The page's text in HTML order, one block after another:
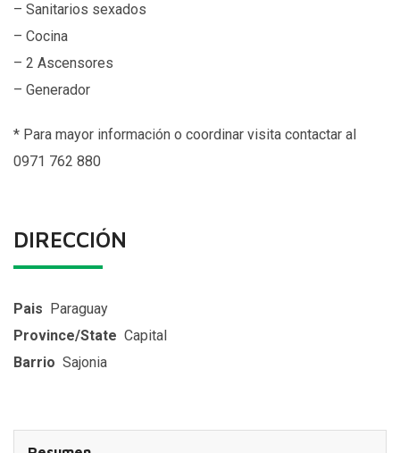
– Sanitarios sexados
– Cocina
– 2 Ascensores
– Generador
* Para mayor información o coordinar visita contactar al
0971 762 880
DIRECCIÓN
Pais Paraguay
Province/State Capital
Barrio Sajonia